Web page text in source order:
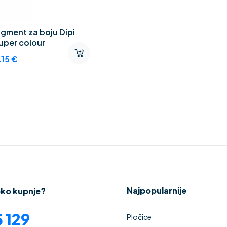
za boju Dipi
colour
€
kupnje? Najpopularnije
Pločice